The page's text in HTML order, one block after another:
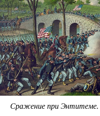
Сражение при Энтитеме.